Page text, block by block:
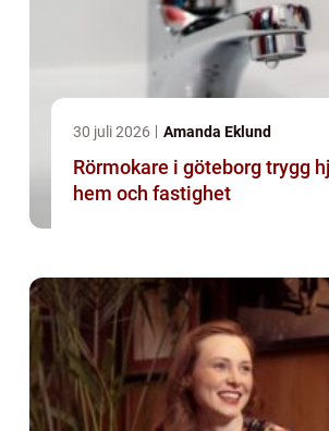
30 juli 2026 Amanda Eklund
Rörmokare i göteborg trygg hjälp för
hem och fastighet